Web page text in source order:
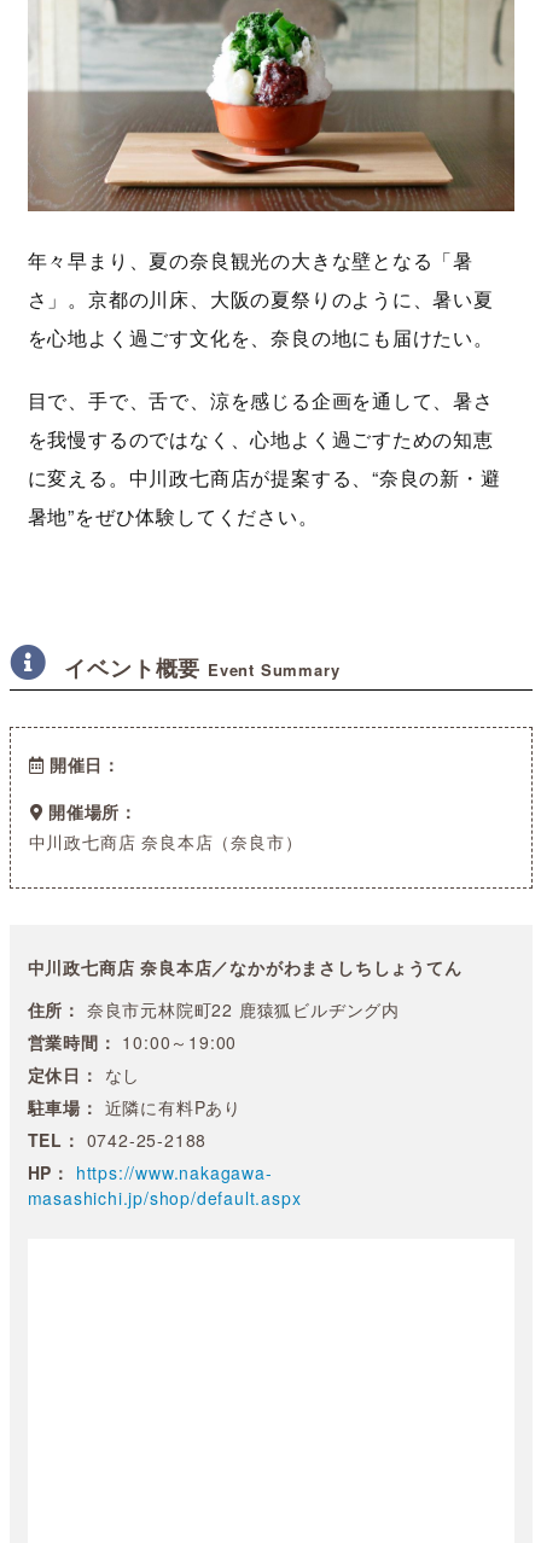
年々早まり、夏の奈良観光の大きな壁となる「暑
さ」。京都の川床、大阪の夏祭りのように、暑い夏
を心地よく過ごす文化を、奈良の地にも届けたい。
目で、手で、舌で、涼を感じる企画を通して、暑さ
を我慢するのではなく、心地よく過ごすための知恵
に変える。中川政七商店が提案する、“奈良の新・避
暑地”をぜひ体験してください。
イベント概要 Event Summary
開催日
開催場所
中川政七商店 奈良本店（奈良市）
中川政七商店 奈良本店／なかがわまさしちしょうてん
住所： 奈良市元林院町22 鹿猿狐ビルヂング内
営業時間： 10:00～19:00
定休日： なし
駐車場： 近隣に有料Pあり
TEL： 0742-25-2188
HP： https://www.nakagawa-
masashichi.jp/shop/default.aspx